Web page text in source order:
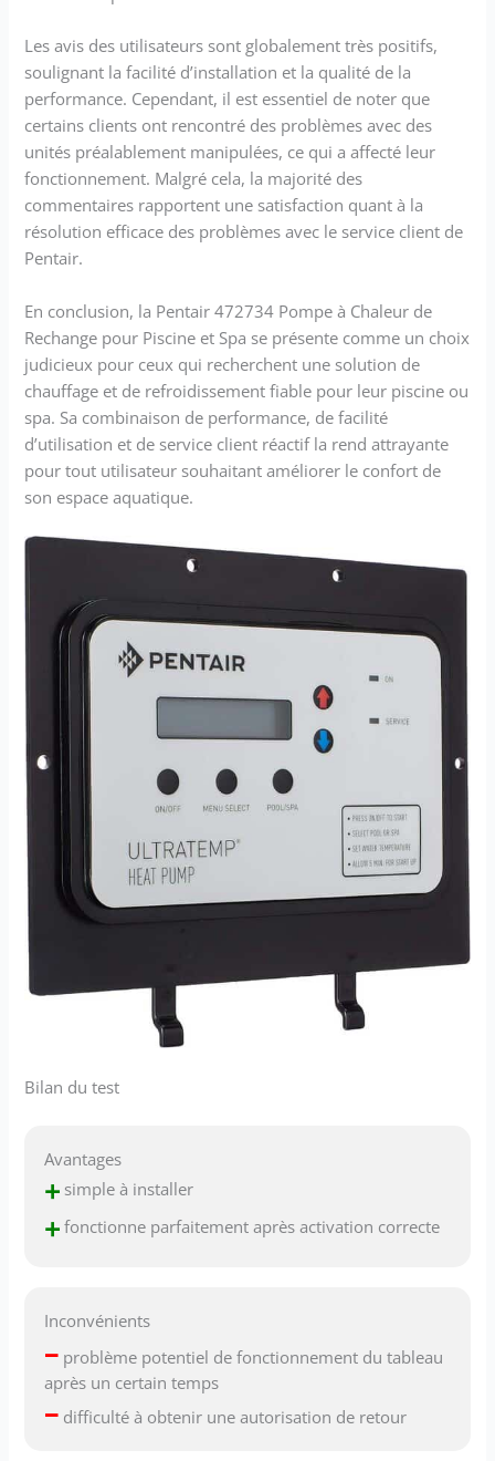
Les avis des utilisateurs sont globalement très positifs,
soulignant la facilité d’installation et la qualité de la
performance. Cependant, il est essentiel de noter que
certains clients ont rencontré des problèmes avec des
unités préalablement manipulées, ce qui a affecté leur
fonctionnement. Malgré cela, la majorité des
commentaires rapportent une satisfaction quant à la
résolution efficace des problèmes avec le service client de
Pentair.
En conclusion, la Pentair 472734 Pompe à Chaleur de
Rechange pour Piscine et Spa se présente comme un choix
judicieux pour ceux qui recherchent une solution de
chauffage et de refroidissement fiable pour leur piscine ou
spa. Sa combinaison de performance, de facilité
d’utilisation et de service client réactif la rend attrayante
pour tout utilisateur souhaitant améliorer le confort de
son espace aquatique.
Bilan du test
Avantages
+ simple à installer
+ fonctionne parfaitement après activation correcte
Inconvénients
– problème potentiel de fonctionnement du tableau
après un certain temps
– difficulté à obtenir une autorisation de retour